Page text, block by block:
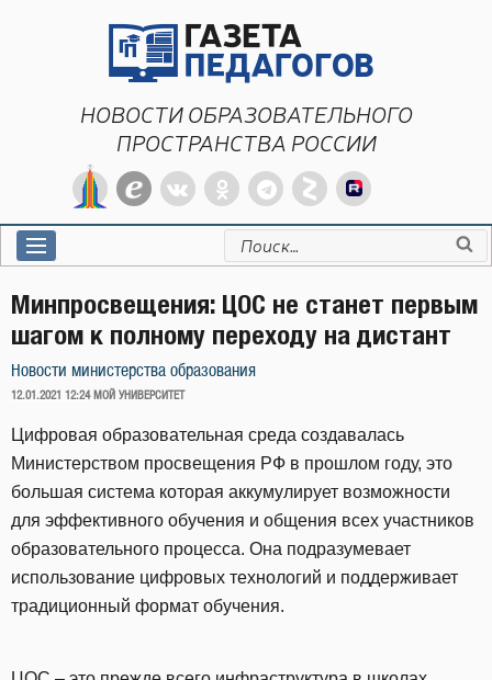
НОВОСТИ ОБРАЗОВАТЕЛЬНОГО
ПРОСТРАНСТВА РОССИИ
Искать:
Минпросвещения: ЦОС не станет первым
шагом к полному переходу на дистант
Новости министерства образования
ОПУБЛИКОВАНО
12.01.2021 12:24 МОЙ УНИВЕРСИТЕТ
Цифровая образовательная среда создавалась
Министерством просвещения РФ в прошлом году, это
большая система которая аккумулирует возможности
для эффективного обучения и общения всех участников
образовательного процесса. Она подразумевает
использование цифровых технологий и поддерживает
традиционный формат обучения.